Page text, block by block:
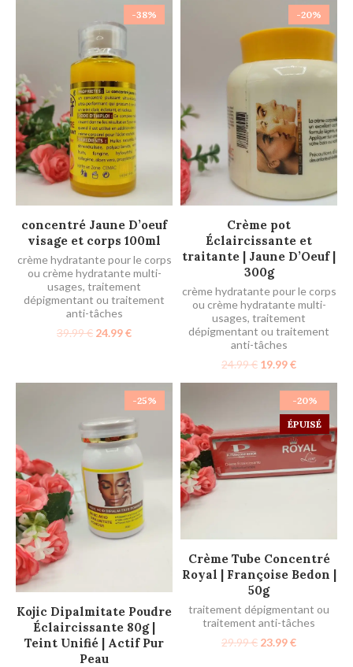
-38%
AJOUTER AU PANIER
concentré Jaune D’oeuf
visage et corps 100ml
crème hydratante pour le corps
ou crème hydratante multi-
usages, traitement
dépigmentant ou traitement
anti-tâches
39.99€ 24.99€
-20%
AJOUTER AU PANIER
Crème pot
Éclaircissante et
traitante | Jaune D’Oeuf |
300g
crème hydratante pour le corps
ou crème hydratante multi-
usages, traitement
dépigmentant ou traitement
anti-tâches
24.99€ 19.99€
-25%
AJOUTER AU PANIER
Kojic Dipalmitate Poudre
Éclaircissante 80g |
Teint Unifié | Actif Pur
Peau
-20%
ÉPUISÉ
LIRE LA SUITE
Crème Tube Concentré
Royal | Françoise Bedon |
50g
traitement dépigmentant ou
traitement anti-tâches
29.99€ 23.99€